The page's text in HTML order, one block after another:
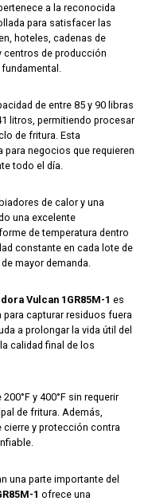
a la reconocida
para satisfacer las
hoteles, cadenas de
de producción
de entre 85 y 90 libras
litros, permitiendo procesar
de fritura. Esta
negocios que requieren
todo el día.
de calor y una
una excelente
de temperatura dentro
constante en cada lote de
mayor demanda.
Vulcan 1GR85M-1 es
capturar residuos fuera
a prolongar la vida útil del
calidad final de los
y 400°F sin requerir
de fritura. Además,
cierre y protección contra
una parte importante del
1 ofrece una